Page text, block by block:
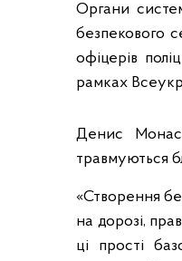
Органи
безпекового
офіцерів
рамках
Денис
травмуються
«Створення
на дорозі,
ці прості